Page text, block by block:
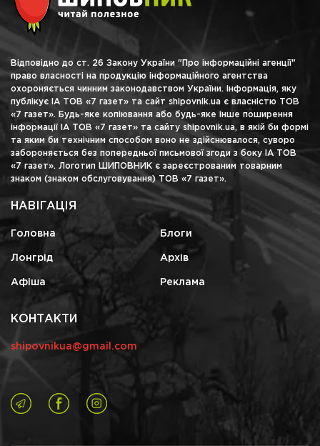
Відповідно до ст. 26 Закону України "Про інформаційні агенції"
право власності на продукцію інформаційного агентства
охороняється чинним законодавством України. Інформація, яку
публікує ІА ТОВ «7 газет» та сайт shipovnik.ua є власністю ТОВ
«7 газет». Будь-яке копіювання або будь-яке інше поширення
інформації ІА ТОВ «7 газет» та сайту shipovnik.ua, в якій би формі
та яким би технічним способом воно не здійснювалося, суворо
забороняється без попередньої письмової згоди з боку ІА ТОВ
«7 газет». Логотип ШИПОВНИК є зареєстрованим товарним
знаком (знаком обслуговування) ТОВ «7 газет».
НАВІГАЦІЯ
Головна Блоги
Лонгрід Архів
Афіша Реклама
КОНТАКТИ
shipovnikua@gmail.com